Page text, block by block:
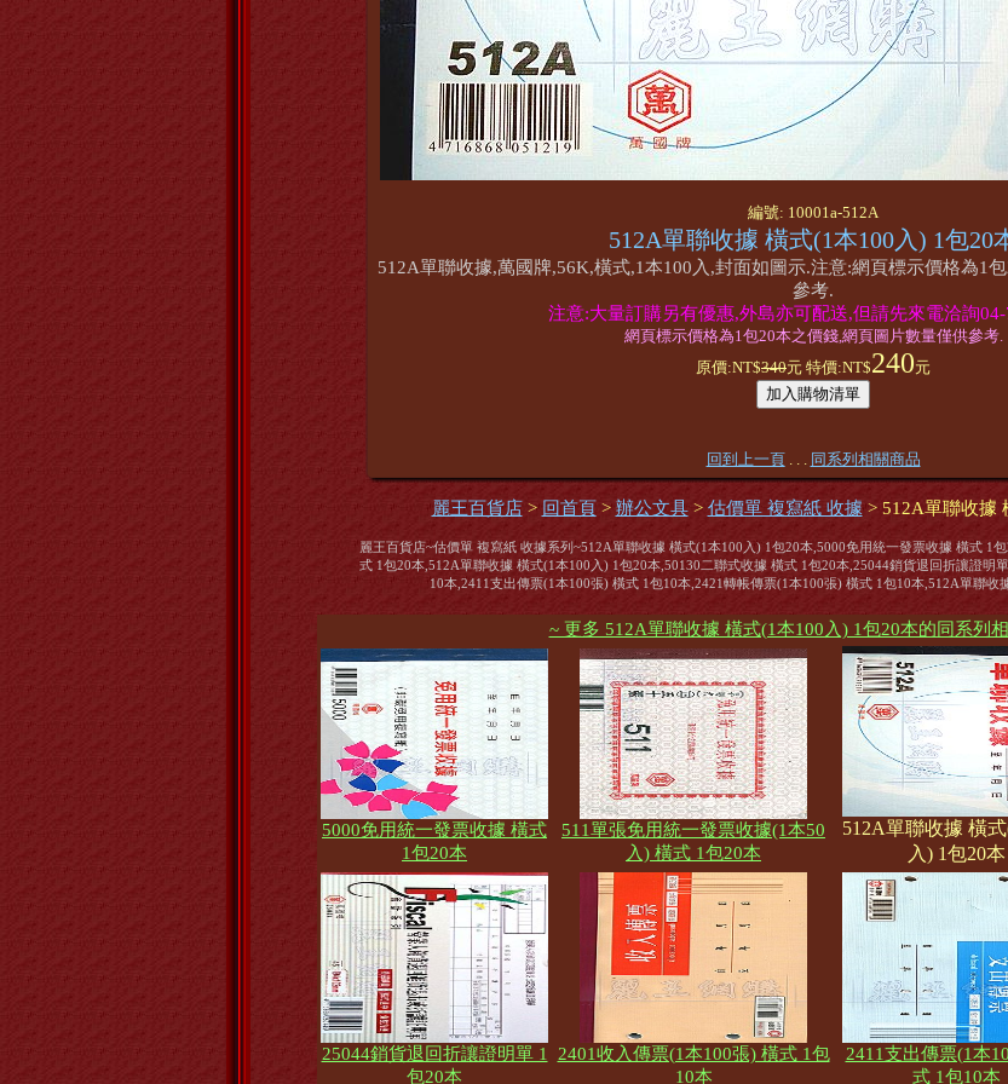
編號: 10001a-512A
512A單聯收據 橫式(1本100入) 1包20
512A單聯收據,萬國牌,56K,橫式,1本100入,封面如圖示.注意:網頁標示價格為1
參考.
注意:大量訂購另有優惠,外島亦可配送,但請先來電洽詢04-
網頁標示價格為1包20本之價錢,網頁圖片數量僅供參考.
原價:NT$340元 特價:NT$240元
回到上一頁. . . 同系列相關商品
麗王百貨店> 回首頁> 辦公文具> 估價單 複寫紙 收據> 512A單聯收據
麗王百貨店~估價單 複寫紙 收據系列~512A單聯收據 橫式(1本100入) 1包20本,5000免用統一發票收據 橫式 1
式 1包20本,512A單聯收據 橫式(1本100入) 1包20本,50130二聯式收據 橫式 1包20本,25044銷貨退回折讓證明
10本,2411支出傳票(1本100張) 橫式 1包10本,2421轉帳傳票(1本100張) 橫式 1包10本,512A單聯收
~ 更多 512A單聯收據 橫式(1本100入) 1包20本的同系列
5000免用統一發票收據 橫式
1包20本
511單張免用統一發票收據(1本50
入) 橫式 1包20本
512A單聯收據 橫
入) 1包20本
25044銷貨退回折讓證明單 1
包20本
2401收入傳票(1本100張) 橫式 1包
10本
2411支出傳票(1本
式 1包10本